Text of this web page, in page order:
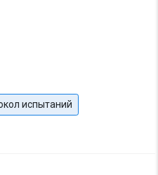
испытаний